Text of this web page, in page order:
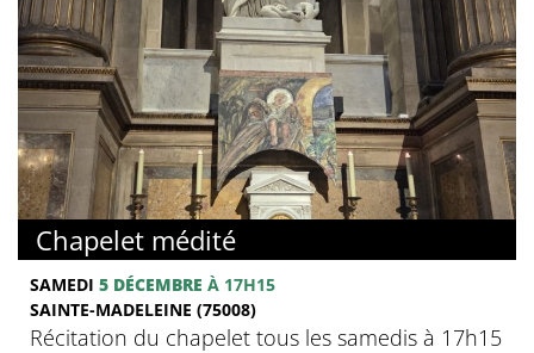
Chapelet médité
SAMEDI 5 DÉCEMBRE À 17H15
SAINTE-MADELEINE (75008)
Récitation du chapelet tous les samedis à 17h15